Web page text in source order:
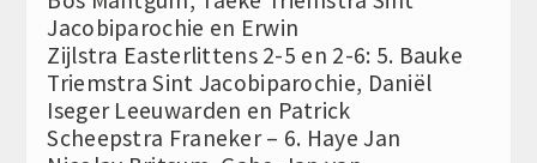
Jacobiparochie en Erwin
Zijlstra Easterlittens 2-5 en 2-6: 5. Bauke
Triemstra Sint Jacobiparochie, Daniël
Iseger Leeuwarden en Patrick
Scheepstra Franeker – 6. Haye Jan